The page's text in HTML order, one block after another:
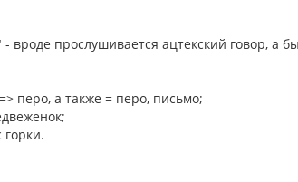
вроде прослушивается ацтекский говор, а
перо, а также = перо, письмо;
горки.